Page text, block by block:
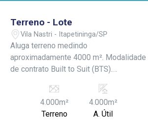
Terreno - Lote
Vila Nastri - Itapetininga/SP
Aluga terreno medindo
aproximadamente 4000 m². Modalidade
de contrato Built to Suit (BTS).
Nastri II, o imóvel possui fácil acesso à
Rodovia Raposo Tavares e está
estrategicamente posicionado ao lado
4.000m²
Terreno
4.000m²
A. Útil